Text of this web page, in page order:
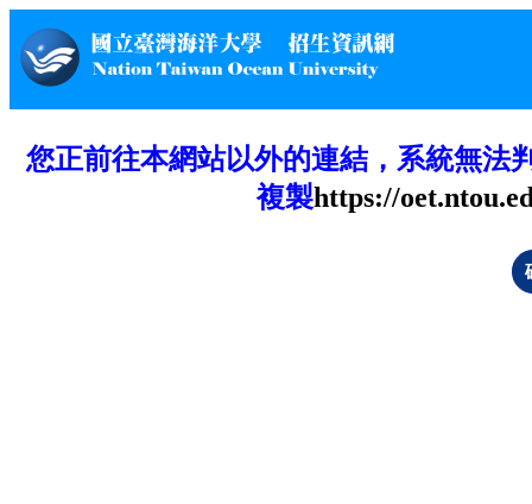
您正前往本網站以外的連結，系統無法
複製https://